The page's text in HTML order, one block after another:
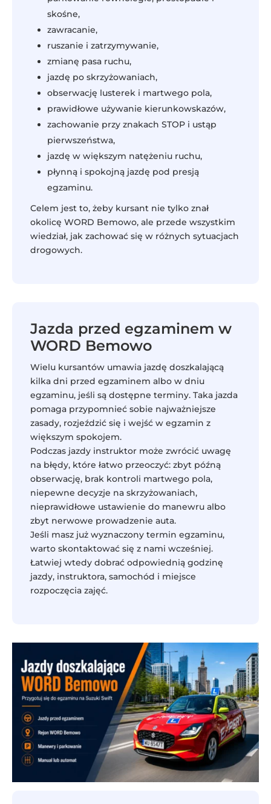
skośne,
zawracanie,
ruszanie i zatrzymywanie,
zmianę pasa ruchu,
jazdę po skrzyżowaniach,
obserwację lusterek i martwego pola,
prawidłowe używanie kierunkowskazów,
zachowanie przy znakach STOP i ustąp
pierwszeństwa,
jazdę w większym natężeniu ruchu,
płynną i spokojną jazdę pod presją
egzaminu.
Celem jest to, żeby kursant nie tylko znał
okolicę WORD Bemowo, ale przede wszystkim
wiedział, jak zachować się w różnych sytuacjach
drogowych.
Jazda przed egzaminem w
WORD Bemowo
Wielu kursantów umawia jazdę doszkalającą
kilka dni przed egzaminem albo w dniu
egzaminu, jeśli są dostępne terminy. Taka jazda
pomaga przypomnieć sobie najważniejsze
zasady, rozjeździć się i wejść w egzamin z
większym spokojem.
Podczas jazdy instruktor może zwrócić uwagę
na błędy, które łatwo przeoczyć: zbyt późną
obserwację, brak kontroli martwego pola,
niepewne decyzje na skrzyżowaniach,
nieprawidłowe ustawienie do manewru albo
zbyt nerwowe prowadzenie auta.
Jeśli masz już wyznaczony termin egzaminu,
warto skontaktować się z nami wcześniej.
Łatwiej wtedy dobrać odpowiednią godzinę
jazdy, instruktora, samochód i miejsce
rozpoczęcia zajęć.